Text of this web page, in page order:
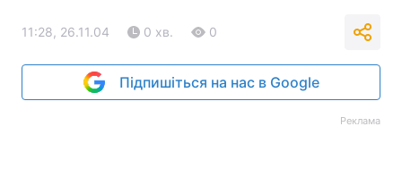
11:28, 26.11.04 0 хв. 0
Підпишіться на нас в Google
Реклама